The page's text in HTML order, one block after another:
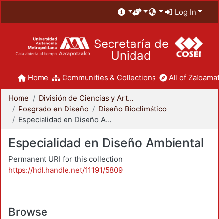
Log In
Secretaría de
Unidad
Home Communities & Collections All of
Home
División de Ciencias y Artes para el Diseño
Posgrado en Diseño
Diseño Bioclimático
Especialidad en Diseño Ambiental
Especialidad en Diseño Ambiental
Permanent URI for this collection
https://hdl.handle.net/11191/5809
Browse